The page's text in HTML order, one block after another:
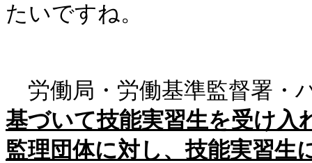
たいですね。
労働局・労働基準監督署・
基づいて技能実習生を受け入
監理団体に対し、技能実習生